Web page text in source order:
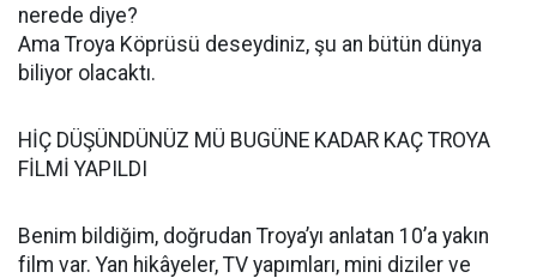
nerede diye?
Ama Troya Köprüsü deseydiniz, şu an bütün dünya
biliyor olacaktı.
HİÇ DÜŞÜNDÜNÜZ MÜ BUGÜNE KADAR KAÇ TROYA
FİLMİ YAPILDI
Benim bildiğim, doğrudan Troya’yı anlatan 10’a yakın
film var. Yan hikâyeler, TV yapımları, mini diziler ve